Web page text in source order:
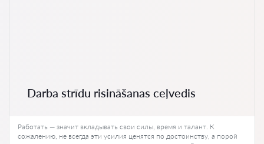
Darba strīdu risināšanas ceļvedis
Работать — значит вкладывать свои силы, время и талант. К
сожалению, не всегда эти усилия ценятся по достоинству, а порой